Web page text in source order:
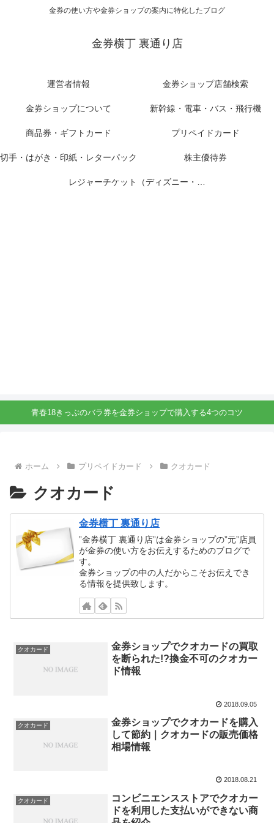
金券の使い方や金券ショップの案内に特化したブログ
金券横丁 裏通り店
運営者情報 金券ショップ店舗検索
金券ショップについて 新幹線・電車・バス・飛行機
商品券・ギフトカード プリペイドカード
切手・はがき・印紙・レターパック 株主優待券
レジャーチケット（ディズニー・USJ他）
青春18きっぷのバラ券を金券ショップで購入する4つのコツ
ホーム プリペイドカード クオカード
クオカード
金券横丁 裏通り店
”金券横丁 裏通り店”は金券ショップの”元”店員
が金券の使い方をお伝えするためのブログで
す。
金券ショップの中の人だからこそお伝えでき
る情報を提供致します。
クオカード
金券ショップでクオカードの買取
を断られた!?換金不可のクオカー
ド情報
2018.09.05
クオカード
金券ショップでクオカードを購入
して節約｜クオカードの販売価格
相場情報
2018.08.21
クオカード
コンビニエンスストアでクオカー
ドを利用した支払いができない商